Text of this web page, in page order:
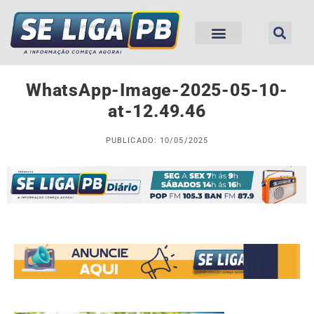
WhatsApp-Image-2025-05-10-
at-12.49.46
PUBLICADO: 10/05/2025